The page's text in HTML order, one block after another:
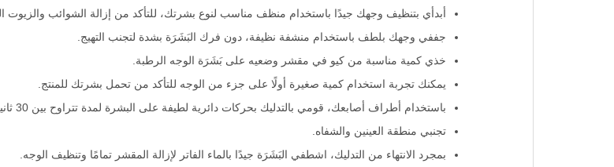
أبدأي بتنظيف وجهك جيدًا باستخدام منظف مناسب لنوع بشرتك، للتأكد من إزالة الشوائب والزيوت
جففي وجهك بلطف باستخدام منشفة نظيفة، دون فرك البَشَرَة بشدة لتجنب التهيج.
خذي كمية مناسبة من كيو في مقشر وضعيه على بَشَرَة الوجه الرطبة.
يمكنك تجربة استخدام كمية صغيرة أولًا على جزء من الوجه للتأكد من تحمل بشرتك للمنتج.
باستخدام أطراف أصابعك، قومي بالتدليك بحركات دائرية لطيفة على البشرة لمدة تتراوح بين 30 ثانية إلى دقيقة واحدة.
تجنبي منطقة العينين والشفاه.
بمجرد الانتهاء من التدليك، اشطفي البَشَرَة جيدًا بالماء الفاتر لإزالة المقشر تمامًا وتنظيف الوجه.